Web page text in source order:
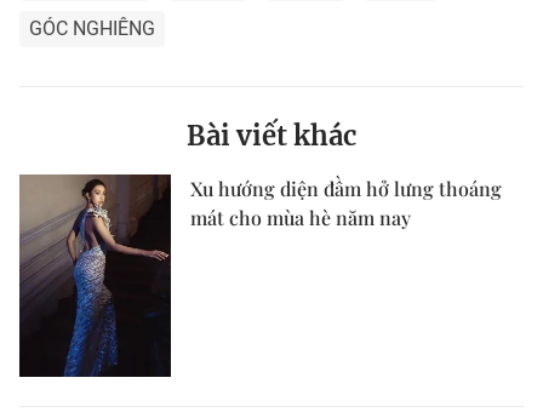
GÓC NGHIÊNG
Bài viết khác
Xu hướng diện đầm hở lưng thoáng
mát cho mùa hè năm nay